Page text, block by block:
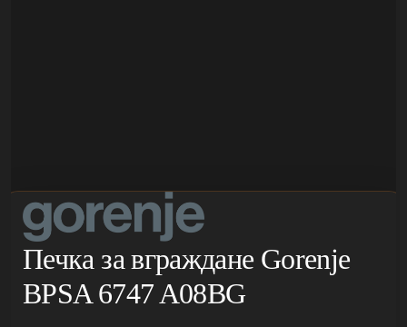
Печка за вграждане Gorenje
BPSA 6747 A08BG